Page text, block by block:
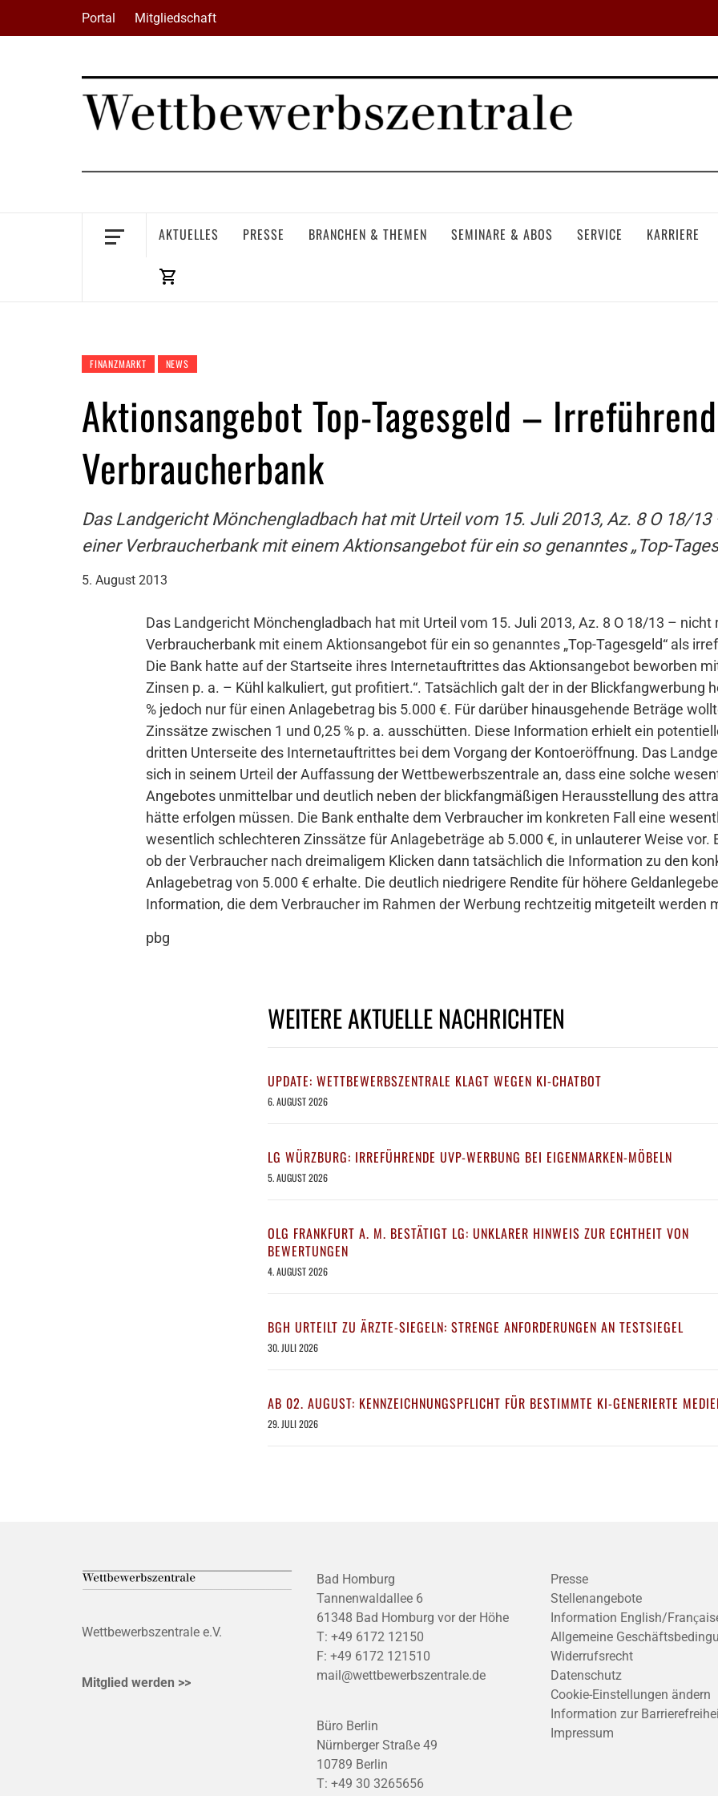
Portal Mitgliedschaft
AKTUELLES PRESSE BRANCHEN & THEMEN SEMINARE & ABOS SERVICE KARRIERE
FINANZMARKT NEWS
Aktionsangebot Top-Tagesgeld –
Verbraucherbank
Das Landgericht Mönchengladbach hat mit Urteil vom 15. Juli 2013, Az. 8 O 18/
einer Verbraucherbank mit einem Aktionsangebot für ein so genanntes „Top-
5. August 2013
Das Landgericht Mönchengladbach hat mit Urteil vom 15. Juli 2013, Az. 8 O 18/13 –
Verbraucherbank mit einem Aktionsangebot für ein so genanntes „Top-Tagesgeld“ als
Die Bank hatte auf der Startseite ihres Internetauftrittes das Aktionsangebot beworben
Zinsen p. a. – Kühl kalkuliert, gut profitiert.“. Tatsächlich galt der in der Blickfangwerbung
% jedoch nur für einen Anlagebetrag bis 5.000 €. Für darüber hinausgehende Beträge
Zinssätze zwischen 1 und 0,25 % p. a. ausschütten. Diese Information erhielt ein
dritten Unterseite des Internetauftrittes bei dem Vorgang der Kontoeröffnung. Das
sich in seinem Urteil der Auffassung der Wettbewerbszentrale an, dass eine solche
Angebotes unmittelbar und deutlich neben der blickfangmäßigen Herausstellung des
hätte erfolgen müssen. Die Bank enthalte dem Verbraucher im konkreten Fall eine
wesentlich schlechteren Zinssätze für Anlagebeträge ab 5.000 €, in unlauterer Weise vor.
ob der Verbraucher nach dreimaligem Klicken dann tatsächlich die Information zu den
Anlagebetrag von 5.000 € erhalte. Die deutlich niedrigere Rendite für höhere
Information, die dem Verbraucher im Rahmen der Werbung rechtzeitig mitgeteilt werden
pbg
WEITERE AKTUELLE NACHRICHTEN
UPDATE: WETTBEWERBSZENTRALE KLAGT WEGEN KI-CHATBOT
6. AUGUST 2026
LG WÜRZBURG: IRREFÜHRENDE UVP-WERBUNG BEI EIGENMARKEN-MÖBELN
5. AUGUST 2026
OLG FRANKFURT A. M. BESTÄTIGT LG: UNKLARER HINWEIS ZUR ECHTHEIT VON
BEWERTUNGEN
4. AUGUST 2026
BGH URTEILT ZU ÄRZTE-SIEGELN: STRENGE ANFORDERUNGEN AN TESTSIEGEL
30. JULI 2026
AB 02. AUGUST: KENNZEICHNUNGSPFLICHT FÜR BESTIMMTE KI-GENERIERTE
29. JULI 2026
Wettbewerbszentrale e.V.
Mitglied werden >>
Bad Homburg
Tannenwaldallee 6
61348 Bad Homburg vor der Höhe
T: +49 6172 12150
F: +49 6172 121510
mail@wettbewerbszentrale.de
Büro Berlin
Nürnberger Straße 49
10789 Berlin
T: +49 30 3265656
Presse
Stellenangebote
Information English/
Allgemeine
Widerrufsrecht
Datenschutz
Cookie-Einstellungen ändern
Information zur
Impressum